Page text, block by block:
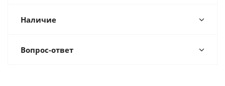
Наличие
Вопрос-ответ